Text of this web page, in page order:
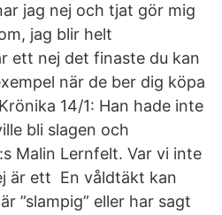
jag nej och tjat gör mig
jag blir helt
ett nej det finaste du kan
när de ber dig köpa
14/1: Han hade inte
bli slagen och
Malin Lernfelt. Var vi inte
är ett En våldtäkt kan
”slampig” eller har sagt